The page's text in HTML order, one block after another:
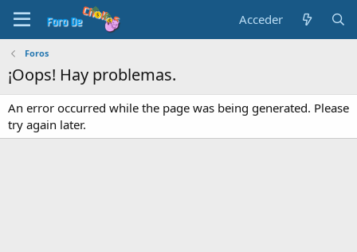
Acceder
Foros
¡Oops! Hay problemas.
An error occurred while the page was being generated. Please
try again later.